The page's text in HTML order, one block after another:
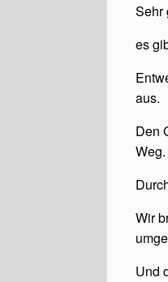
Sehr
es
aus.
Den
Weg.
Wir
Und